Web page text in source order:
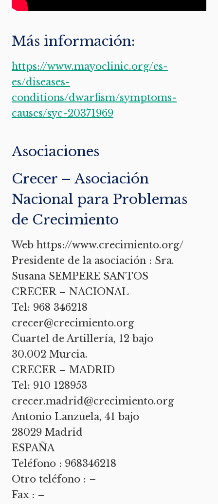
Más información:
https://www.mayoclinic.org/es-
es/diseases-
conditions/dwarfism/symptoms-
causes/syc-20371969
Asociaciones
Crecer – Asociación
Nacional para Problemas
de Crecimiento
Web https://www.crecimiento.org/
Presidente de la asociación : Sra.
Susana SEMPERE SANTOS
CRECER – NACIONAL
Tel: 968 346218
crecer@crecimiento.org
Cuartel de Artillería, 12 bajo
30.002 Murcia.
CRECER – MADRID
Tel: 910 128953
crecer.madrid@crecimiento.org
Antonio Lanzuela, 41 bajo
28029 Madrid
ESPAÑA
Teléfono : 968346218
Otro teléfono : –
Fax : –